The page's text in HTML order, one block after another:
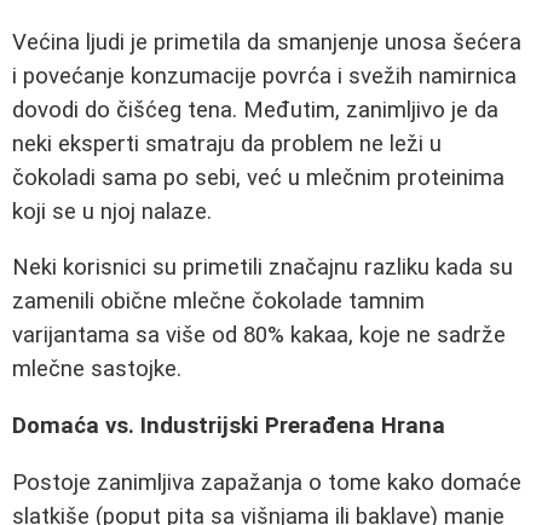
Većina ljudi je primetila da smanjenje unosa šećera
i povećanje konzumacije povrća i svežih namirnica
dovodi do čišćeg tena. Međutim, zanimljivo je da
neki eksperti smatraju da problem ne leži u
čokoladi sama po sebi, već u mlečnim proteinima
koji se u njoj nalaze.
Neki korisnici su primetili značajnu razliku kada su
zamenili obične mlečne čokolade tamnim
varijantama sa više od 80% kakaa, koje ne sadrže
mlečne sastojke.
Domaća vs. Industrijski Prerađena Hrana
Postoje zanimljiva zapažanja o tome kako domaće
slatkiše (poput pita sa višnjama ili baklave) manje